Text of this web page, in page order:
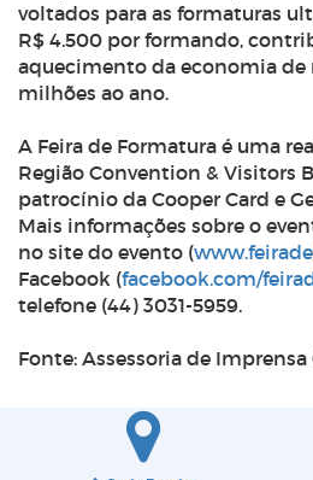
voltados para as formaturas
R$ 4.500 por formando,
aquecimento da economia de
milhões ao ano.
A Feira de Formatura é uma
Região Convention & Visitors
patrocínio da Cooper Card e
Mais informações sobre o
no site do evento (
Facebook (facebook.com/
telefone (44) 3031-5959.
Fonte: Assessoria de